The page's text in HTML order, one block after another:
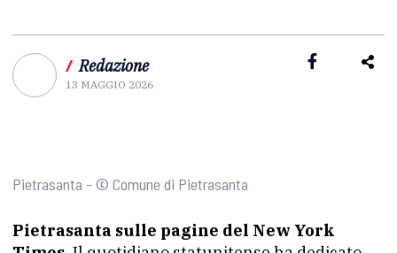
/ Redazione
13 MAGGIO 2026
Pietrasanta - © Comune di Pietrasanta
Pietrasanta sulle pagine del New York